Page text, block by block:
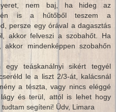
nem baj, ha hideg az
én is a hűtőből teszem a
persze egy órával a dagasztás
akkor felveszi a szobahőt. Ha
akkor mindenképpen szobahőn
egy teáskanálnyi sikért tegyél
le a liszt 2/3-át, kalácsnál
a tészta, vagy nincs eléggé
és terül, attól is lehet hogy
segíteni! Üdv, Limara